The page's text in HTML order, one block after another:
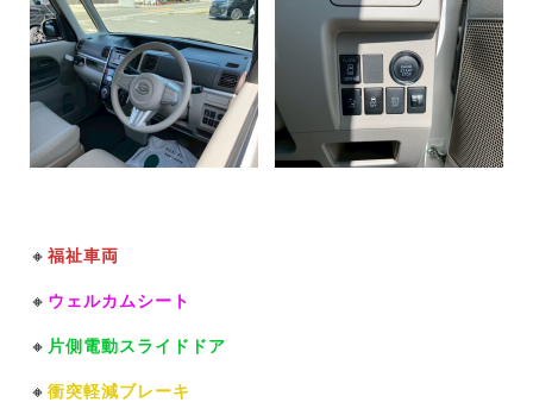
🔸 福祉車両
🔸 ウェルカムシート
🔸 片側電動スライドドア
🔸 衝突軽減ブレーキ